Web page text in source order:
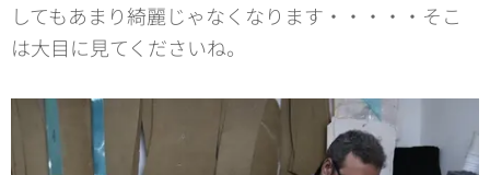
してもあまり綺麗じゃなくなります・・・・・そこ
は大目に見てくださいね。